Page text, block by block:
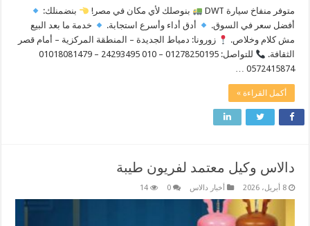
متوفر منفاخ سيارة DWT بنوصلك لأي مكان في مصر! ​
بنضمنلك:
أفضل سعر في السوق.
أدق أداء وأسرع استجابة.
خدمة ما بعد البيع
مش كلام وخلاص. ​
زورونا: دمياط الجديدة – المنطقة المركزية – أمام قصر
الثقافة.
للتواصل: 01278250195 – 010 24293495 – 01018081479
0572415874 …
أكمل القراءة »
دالاس وكيل معتمد لفريون طيبة
8 أبريل، 2026 أخبار دالاس 0
14